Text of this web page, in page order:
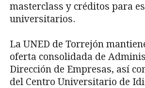
masterclass y créditos para
universitarios.
La UNED de Torrejón
oferta consolidada de
Dirección de Empresas, así
del Centro Universitario de